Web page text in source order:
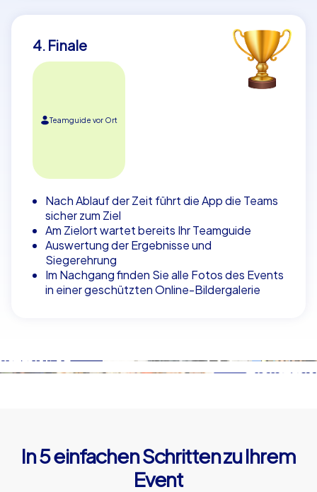
4. Finale
Teamguide vor Ort
Nach Ablauf der Zeit führt die App die Teams
sicher zum Ziel
Am Zielort wartet bereits Ihr Teamguide
Auswertung der Ergebnisse und
Siegerehrung
Im Nachgang finden Sie alle Fotos des Events
in einer geschützten Online-Bildergalerie
In 5 einfachen Schritten zu Ihrem
Event